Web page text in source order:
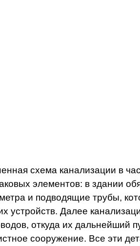
схема канализации в
элементов: в здании
и подводящие трубы,
устройств. Далее
откуда их дальнейший
сооружение. Все эти